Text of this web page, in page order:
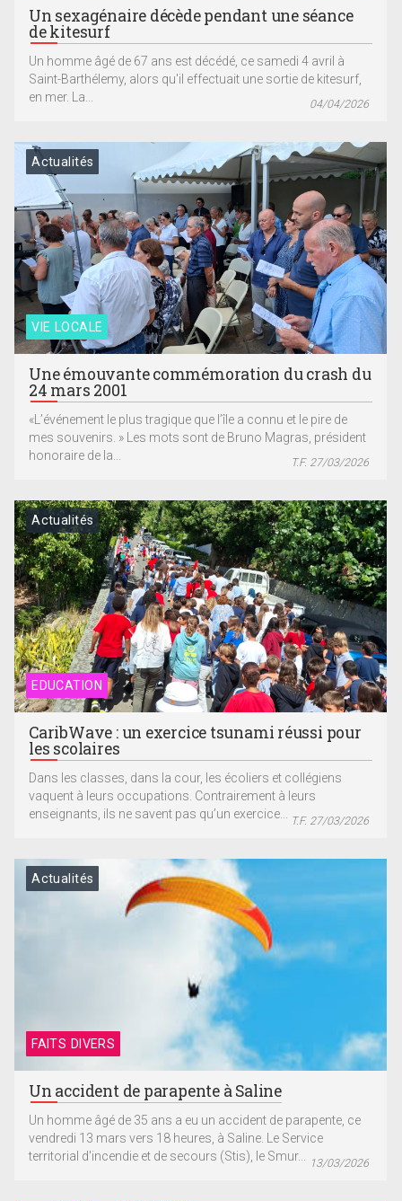
Un sexagénaire décède pendant une séance
de kitesurf
Un homme âgé de 67 ans est décédé, ce samedi 4 avril à
Saint-Barthélemy, alors qu'il effectuait une sortie de kitesurf,
en mer. La...
04/04/2026
VIE LOCALE
Actualités
Une émouvante commémoration du crash du
24 mars 2001
«L’événement le plus tragique que l’île a connu et le pire de
mes souvenirs. » Les mots sont de Bruno Magras, président
honoraire de la...
T.F. 27/03/2026
EDUCATION
Actualités
CaribWave : un exercice tsunami réussi pour
les scolaires
Dans les classes, dans la cour, les écoliers et collégiens
vaquent à leurs occupations. Contrairement à leurs
enseignants, ils ne savent pas qu’un exercice... T.F. 27/03/2026
FAITS DIVERS
Actualités
Un accident de parapente à Saline
Un homme âgé de 35 ans a eu un accident de parapente, ce
vendredi 13 mars vers 18 heures, à Saline. Le Service
territorial d'incendie et de secours (Stis), le Smur... 13/03/2026